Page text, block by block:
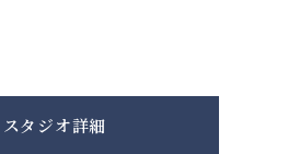
スタジオ詳細